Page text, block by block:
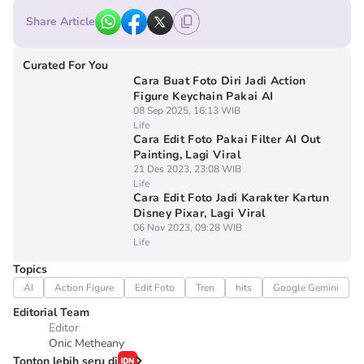
Share Article
Curated For You
Cara Buat Foto Diri Jadi Action
Figure Keychain Pakai AI
08 Sep 2025, 16:13 WIB
Life
Cara Edit Foto Pakai Filter AI Out
Painting, Lagi Viral
21 Des 2023, 23:08 WIB
Life
Cara Edit Foto Jadi Karakter Kartun
Disney Pixar, Lagi Viral
06 Nov 2023, 09:28 WIB
Life
Topics
AI Action Figure Edit Foto Tren hits Google Gemini
Editorial Team
Editor
Onic Metheany
Tonton lebih seru di